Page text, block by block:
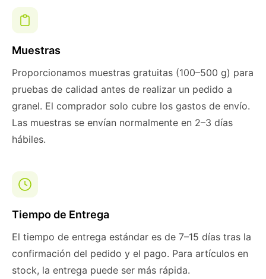
Muestras
Proporcionamos muestras gratuitas (100–500 g) para
pruebas de calidad antes de realizar un pedido a
granel. El comprador solo cubre los gastos de envío.
Las muestras se envían normalmente en 2–3 días
hábiles.
Tiempo de Entrega
El tiempo de entrega estándar es de 7–15 días tras la
confirmación del pedido y el pago. Para artículos en
stock, la entrega puede ser más rápida.